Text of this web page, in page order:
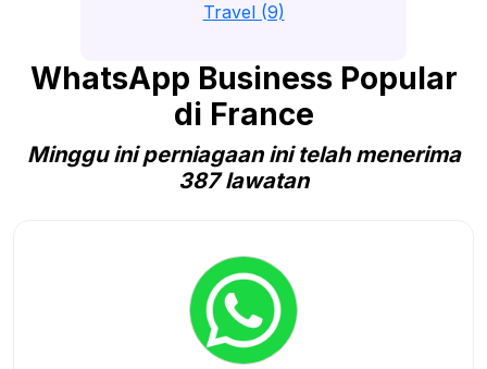
Travel (9)
WhatsApp Business Popular
di France
Minggu ini perniagaan ini telah menerima
387 lawatan